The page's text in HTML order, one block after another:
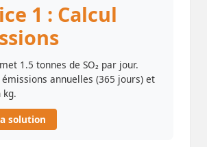
1 : Calcul
1.5 tonnes de SO₂ par jour.
annuelles (365 jours) et
solution